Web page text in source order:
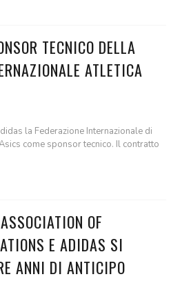
TECNICO DELLA
ATLETICA
la Federazione Internazionale di
come sponsor tecnico. Il contratto
OF
E ADIDAS SI
ANNI DI ANTICIPO